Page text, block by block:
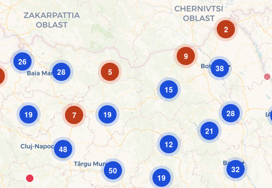
7
2
28
19
5
21
26
28
15
19
9
38
32
19
12
50
48